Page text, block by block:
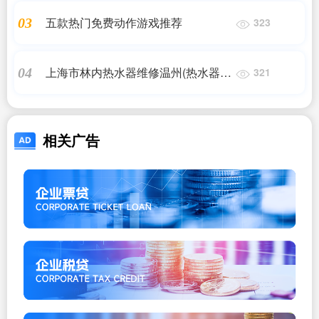
03 五款热门免费动作游戏推荐 323
04
上海市林内热水器维修温州(热水器维
321
相关广告